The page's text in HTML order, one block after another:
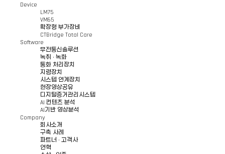
Device
LM75
VM65
확장형 부가장비
CTBridge Total Care
Software
무전통신솔루션
녹취 · 녹화
통화 처리장치
지령장치
시스템 연계장치
현장영상공유
디지털증거관리시스템
AI 컨텐츠 분석
AI기반 영상분석
Company
회사소개
구축 사례
파트너 · 고객사
연혁